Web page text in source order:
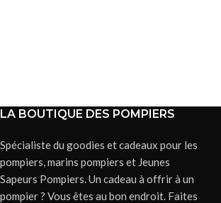
LA BOUTIQUE DES POMPIERS
Spécialiste du goodies et cadeaux pour les
pompiers, marins pompiers et Jeunes
Sapeurs Pompiers. Un cadeau à offrir à un
pompier ? Vous êtes au bon endroit. Faites